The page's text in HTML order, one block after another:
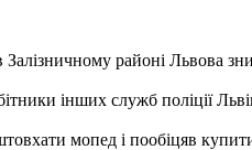
районі Львова
інших служб поліції
мопед і пообіцяв